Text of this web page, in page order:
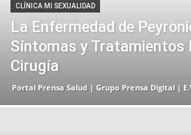
CLÍNICA MI SEXUALIDAD
La Enfermedad de
Síntomas y Tratamientos
Cirugía
Portal Prensa Salud | Grupo Prensa Digital |